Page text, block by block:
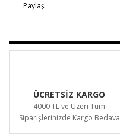
Paylaş
ÜCRETSİZ KARGO
4000 TL ve Üzeri Tüm
Siparişlerinizde Kargo Bedava